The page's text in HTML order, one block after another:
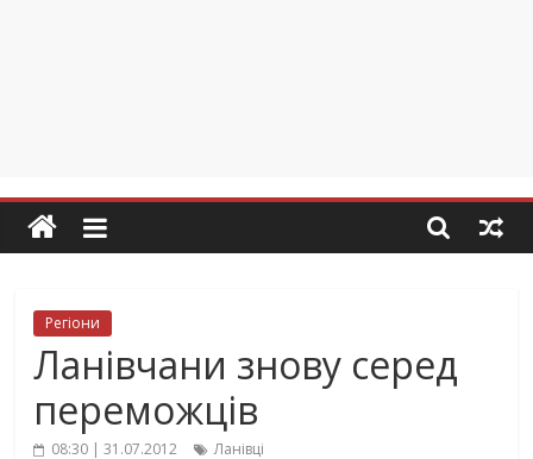
Регіони
Ланівчани знову серед
переможців
08:30 | 31.07.2012 Ланівці